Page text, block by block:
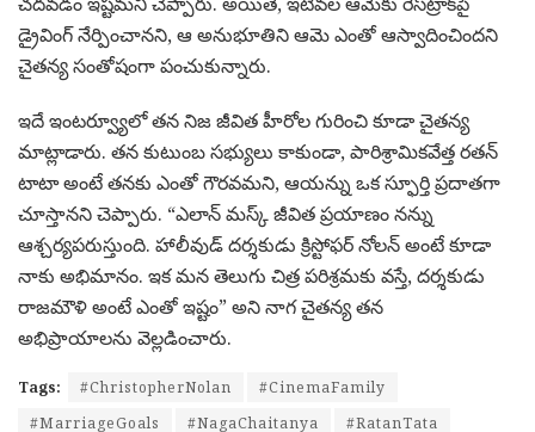
డ్రైవింగ్ నేర్పించానని, ఆ అనుభూతిని ఆమె ఎంతో ఆస్వాదించిందని
చైతన్య సంతోషంగా పంచుకున్నారు.
ఇదే ఇంటర్వ్యూలో తన నిజ జీవిత హీరోల గురించి కూడా చైతన్య
మాట్లాడారు. తన కుటుంబ సభ్యులు కాకుండా, పారిశ్రామికవేత్త రతన్
టాటా అంటే తనకు ఎంతో గౌరవమని, ఆయన్ను ఒక స్ఫూర్తి ప్రదాతగా
చూస్తానని చెప్పారు. “ఎలాన్ మస్క్ జీవిత ప్రయాణం నన్ను
ఆశ్చర్యపరుస్తుంది. హాలీవుడ్ దర్శకుడు క్రిస్టోఫర్ నోలన్ అంటే కూడా
నాకు అభిమానం. ఇక మన తెలుగు చిత్ర పరిశ్రమకు వస్తే, దర్శకుడు
రాజమౌళి అంటే ఎంతో ఇష్టం” అని నాగ చైతన్య తన
అభిప్రాయాలను వెల్లడించారు.
Tags: #ChristopherNolan
#CinemaFamily
#MarriageGoals
#NagaChaitanya
#RatanTata